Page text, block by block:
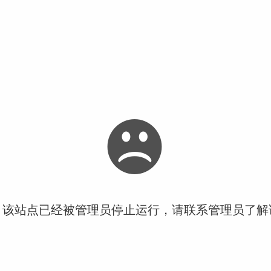
站点已经被管理员停止运行，请联系管理员了